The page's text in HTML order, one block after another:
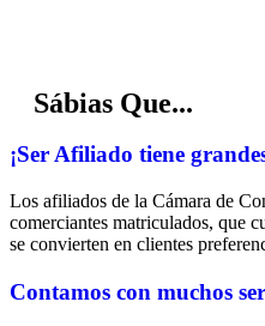
Sábias Que...
¡Ser Afiliado tiene
Los afiliados de la Cámara de
comerciantes matriculados, que
se convierten en clientes
Contamos con muchos